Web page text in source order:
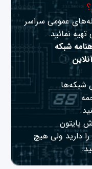
عمومی سراسر
نمائید.
شبکه
پایتون
دارید ولی هیچ